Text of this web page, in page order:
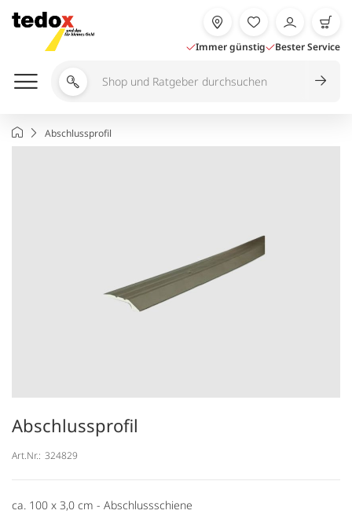
Inhalt
springen
Immer günstig Bester Service
Shop
durchsuchen
StartseiteAbschlussprofil
Abschlussprofil
Art.Nr.: 324829
ca. 100 x 3,0 cm - Abschlussschiene